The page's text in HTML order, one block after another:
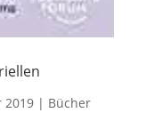
2019| Bücher